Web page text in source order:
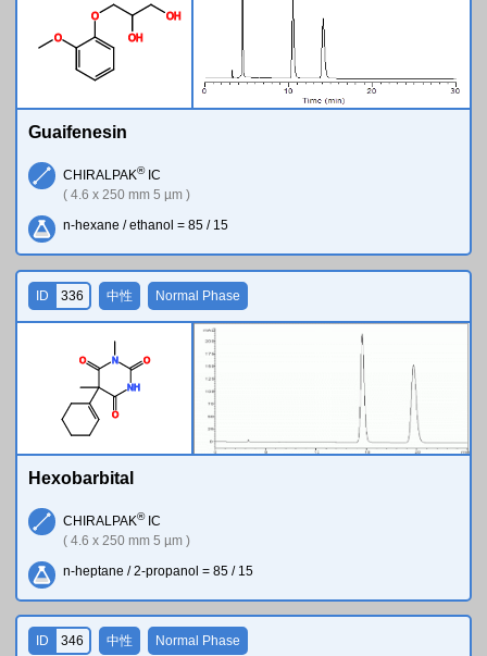
O
O
OH
OH
Guaifenesin
CHIRALPAK®IC
( 4.6 x 250 mm 5 µm )
n-hexane / ethanol = 85 / 15
N
N H
O
O
O
ID 336 中性 Normal Phase
Hexobarbital
CHIRALPAK®IC
( 4.6 x 250 mm 5 µm )
n-heptane / 2-propanol = 85 / 15
ID 346 中性 Normal Phase